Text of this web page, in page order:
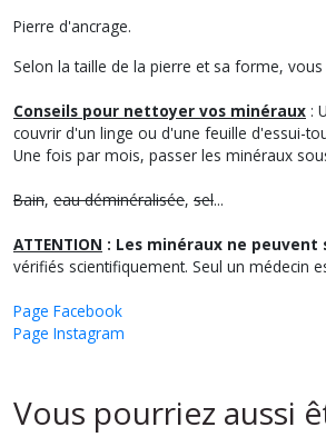
Pierre d'ancrage.
Selon la taille de la pierre et sa forme,
Conseils pour nettoyer vos minéraux :
couvrir d'un linge ou d'une feuille d'essui-
Une fois par mois, passer les minéraux
Bain, eau déminéralisée, sel...
ATTENTION : Les minéraux ne
vérifiés scientifiquement. Seul un médecin
Page Facebook
Page Instagram
Vous pourriez aussi